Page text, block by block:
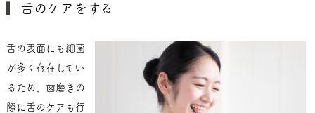
舌のケアをする
舌の表面にも細菌
が多く存在してい
るため、歯磨きの
際に舌のケアも行